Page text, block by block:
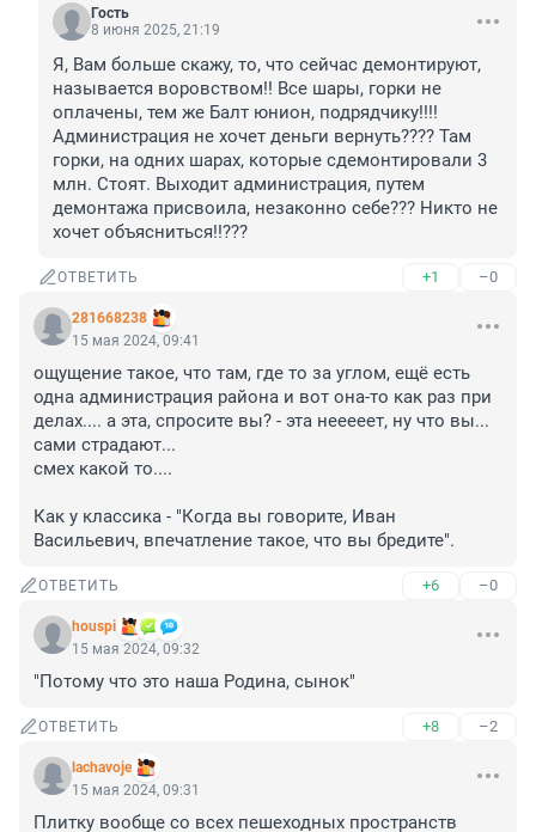
Гость
8 июня 2025, 21:19
Я, Вам больше скажу, то, что сейчас демонтируют,
называется воровством!! Все шары, горки не
оплачены, тем же Балт юнион, подрядчику!!!!
Администрация не хочет деньги вернуть???? Там
горки, на одних шарах, которые сдемонтировали 3
млн. Стоят. Выходит администрация, путем
демонтажа присвоила, незаконно себе??? Никто не
хочет объясниться!!???
ОТВЕТИТЬ +1 –0
281668238
15 мая 2024, 09:41
ощущение такое, что там, где то за углом, ещё есть
одна администрация района и вот она-то как раз при
делах.... а эта, спросите вы? - эта нееееет, ну что вы...
сами страдают...
смех какой то....
Как у классика - "Когда вы говорите, Иван
Васильевич, впечатление такое, что вы бредите".
ОТВЕТИТЬ +6 –0
houspi
15 мая 2024, 09:32
"Потому что это наша Родина, сынок"
ОТВЕТИТЬ +8 –2
lachavoje
15 мая 2024, 09:31
Плитку вообще со всех пешеходных пространств